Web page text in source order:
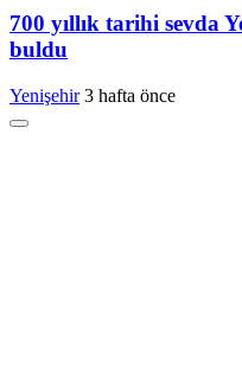
700 yıllık tarihi sevda
buldu
Yenişehir 3 hafta önce